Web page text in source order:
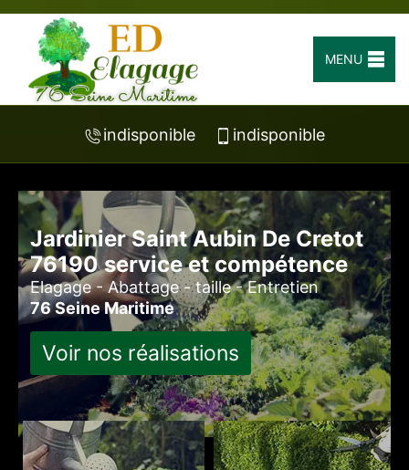
MENU
indisponible indisponible
Jardinier Saint Aubin De Cretot
76190 service et compétence
Elagage - Abattage - taille - Entretien
76 Seine Maritime
Voir nos réalisations